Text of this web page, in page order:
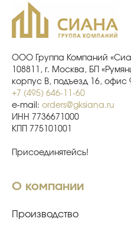
ООО Группа Компаний
108811, г. Москва, БП
корпус В, подъезд 16, офис
+7 (495) 646-11-60
e-mail: orders@gksiana.ru
ИНН 7736671000
КПП 775101001
Присоединятейсь!
О компании
Производство